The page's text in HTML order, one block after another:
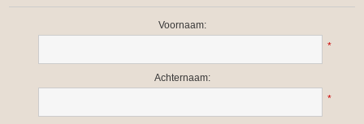
Voornaam:
*
Achternaam:
*